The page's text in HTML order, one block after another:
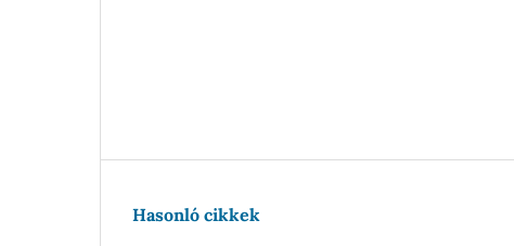
Hasonló cikkek